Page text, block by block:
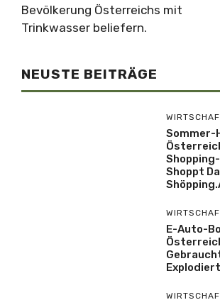
Bevölkerung Österreichs mit
Trinkwasser beliefern.
NEUSTE BEITRÄGE
Sommer-
Shopping-
Shoppt
E-Auto-